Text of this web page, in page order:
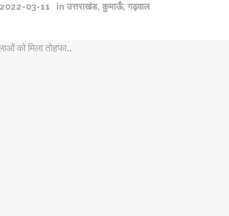
2022-03-11 in उत्तराखंड, कुमाऊँ, गढ़वाल